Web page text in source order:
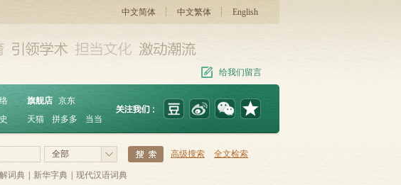
中文简体 中文繁体 English
给我们留言
旗舰店 京东
天猫
拼多多 当当
全部 高级搜索 全文检索
词典 新华字典 现代汉语词典